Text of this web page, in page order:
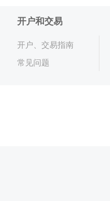
开户和交易
开户、交易指南
常见问题